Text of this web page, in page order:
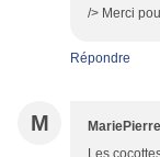
/> Merci
Répondre
M MariePierre
Les